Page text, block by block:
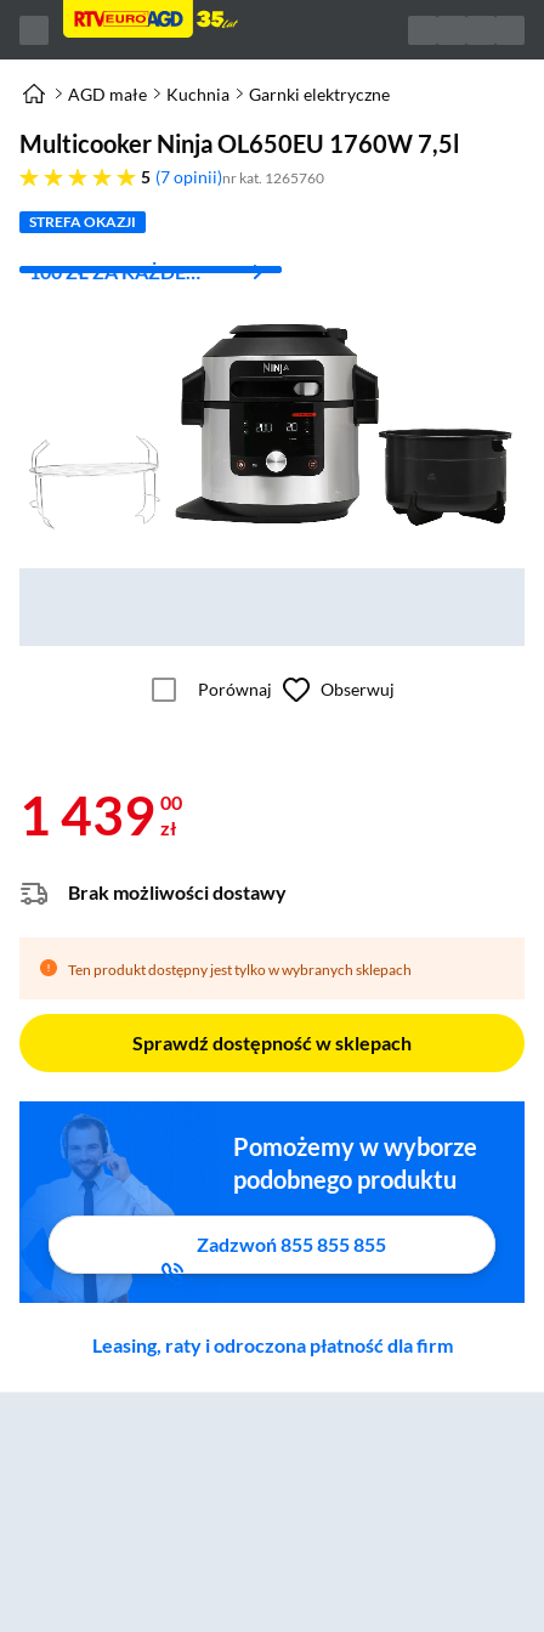
AGD małe Kuchnia Garnki elektryczne
Multicooker Ninja OL650EU 1760W 7,5l
5
pięć gwiazdek 7 opinii nr kat. 1265760
STREFA OKAZJI
100 ZŁ ZA KAŻDE
Porównaj Obserwuj
1 439 00
zł
Brak możliwości dostawy
Ten produkt dostępny jest tylko w wybranych sklepach
Sprawdź dostępność w sklepach
Pomożemy w wyborze
podobnego produktu
Zadzwoń 855 855 855
Leasing, raty i odroczona płatność dla firm